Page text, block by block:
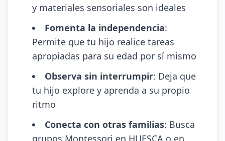
y materiales sensoriales son ideales
Fomenta la independencia:
Permite que tu hijo realice tareas
apropiadas para su edad por sí mismo
Observa sin interrumpir: Deja que
tu hijo explore y aprenda a su propio
ritmo
Conecta con otras familias: Busca
grupos Montessori en HUESCA o en